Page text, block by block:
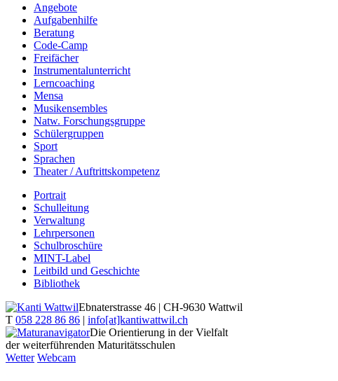
Angebote
Aufgabenhilfe
Beratung
Code-Camp
Freifächer
Instrumentalunterricht
Lerncoaching
Mensa
Musikensembles
Natw. Forschungsgruppe
Schülergruppen
Sport
Sprachen
Theater / Auftrittskompetenz
Portrait
Schulleitung
Verwaltung
Lehrpersonen
Schulbroschüre
MINT-Label
Leitbild und Geschichte
Bibliothek
Ebnaterstrasse 46 | CH-9630 Wattwil
T 058 228 86 86 | info[at]kantiwattwil.ch
Die Orientierung in der Vielfalt
der weiterführenden Maturitätsschulen
Wetter Webcam